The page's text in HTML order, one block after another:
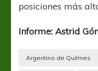
posiciones más
Informe: Astrid
Argentino de Quilmes